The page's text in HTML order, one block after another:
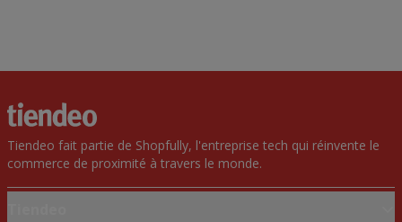
Tiendeo fait partie de Shopfully, l'entreprise tech qui réinvente le
commerce de proximité à travers le monde.